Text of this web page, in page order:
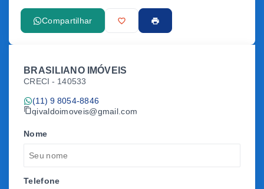
Compartilhar
BRASILIANO IMÓVEIS
CRECI - 140533
(11) 9 8054-8846
givaldoimoveis@gmail.com
Nome
Telefone